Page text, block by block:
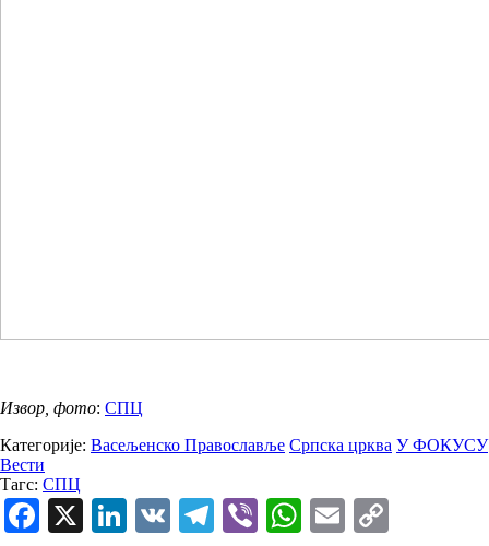
Извор, фото: СПЦ
Категорије: Васељенско Православље Српска црква У ФОКУСУ
Вести
Тагс: СПЦ
Facebook
X LinkedIn
VK Telegram
ViberWhatsApp
Email